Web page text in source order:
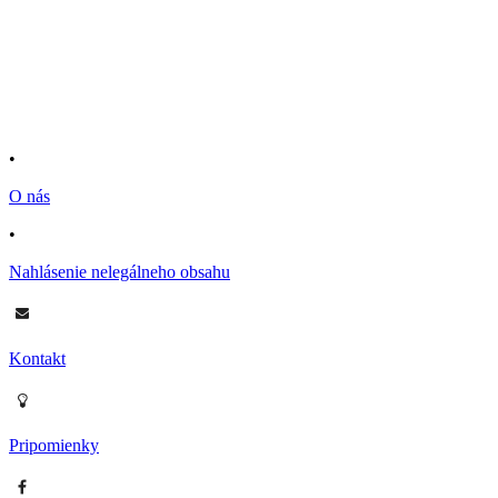
•
O nás
•
Nahlásenie nelegálneho obsahu
Kontakt
Pripomienky